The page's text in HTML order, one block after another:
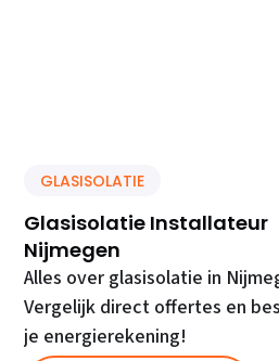
GLASISOLATIE
Glasisolatie Installateur
Nijmegen
Alles over glasisolatie in
Vergelijk direct offertes en
je energierekening!